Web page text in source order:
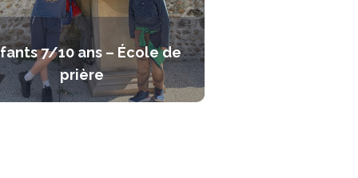
7/10 ans – École de
prière